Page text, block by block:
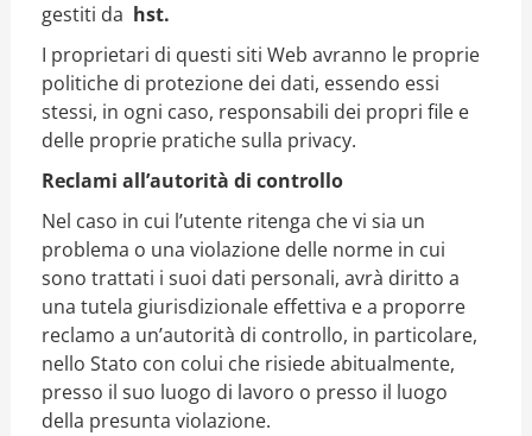
gestiti da hst.
I proprietari di questi siti Web avranno le proprie
politiche di protezione dei dati, essendo essi
stessi, in ogni caso, responsabili dei propri file e
delle proprie pratiche sulla privacy.
Reclami all’autorità di controllo
Nel caso in cui l’utente ritenga che vi sia un
problema o una violazione delle norme in cui
sono trattati i suoi dati personali, avrà diritto a
una tutela giurisdizionale effettiva e a proporre
reclamo a un’autorità di controllo, in particolare,
nello Stato con colui che risiede abitualmente,
presso il suo luogo di lavoro o presso il luogo
della presunta violazione.